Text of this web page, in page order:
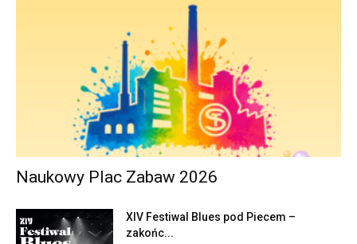
Naukowy Plac Zabaw 2026
XIV Festiwal Blues pod Piecem –
zakońc...